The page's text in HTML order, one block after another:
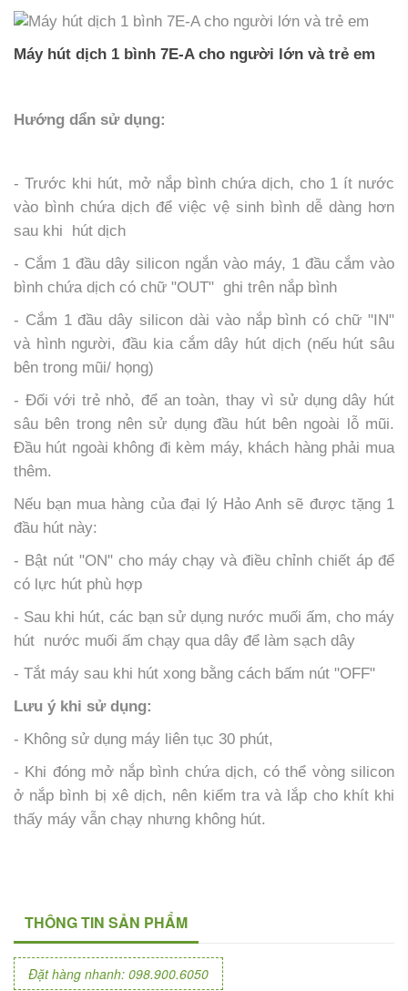
Máy hút dịch 1 bình 7E-A cho người lớn và trẻ em
Hướng dẩn sử dụng:
- Trước khi hút, mở nắp bình chứa dịch, cho 1 ít nước
vào bình chứa dịch để việc vệ sinh bình dễ dàng hơn
sau khi hút dịch
- Cắm 1 đầu dây silicon ngắn vào máy, 1 đầu cắm vào
bình chứa dịch có chữ "OUT" ghi trên nắp bình
- Cắm 1 đầu dây silicon dài vào nắp bình có chữ "IN"
và hình người, đầu kia cắm dây hút dịch (nếu hút sâu
bên trong mũi/ họng)
- Đối với trẻ nhỏ, để an toàn, thay vì sử dụng dây hút
sâu bên trong nên sử dụng đầu hút bên ngoài lỗ mũi.
Đầu hút ngoài không đi kèm máy, khách hàng phải mua
thêm.
Nếu bạn mua hàng của đại lý Hảo Anh sẽ được tặng 1
đầu hút này:
- Bật nút "ON" cho máy chạy và điều chỉnh chiết áp để
có lực hút phù hợp
- Sau khi hút, các bạn sử dụng nước muối ấm, cho máy
hút nước muối ấm chạy qua dây để làm sạch dây
- Tắt máy sau khi hút xong bằng cách bấm nút "OFF"
Lưu ý khi sử dụng:
- Không sử dụng máy liên tục 30 phút,
- Khi đóng mở nắp bình chứa dịch, có thể vòng silicon
ở nắp bình bị xê dịch, nên kiểm tra và lắp cho khít khi
thấy máy vẫn chạy nhưng không hút.
THÔNG TIN SẢN PHẨM
Đặt hàng nhanh: 098.900.6050